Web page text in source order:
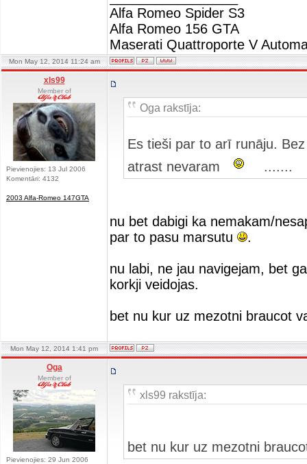
Alfa Romeo Spider S3
Alfa Romeo 156 GTA
Maserati Quattroporte V
Mon May 12, 2014 11:24 am
xls99
Member of
Pievienojies: 13 Jul 2006
Komentāri: 4132
2003 Alfa-Romeo 147GTA
Oga rakstīja:
Es tieši par to arī runāju.
atrast nevaram
.......
nu bet dabigi ka nemakam/
par to pasu marsutu
.
nu labi, ne jau navigejam, bet
korkji veidojas.
bet nu kur uz mezotni braucot
Mon May 12, 2014 1:41 pm
Oga
Member of
Pievienojies: 29 Jun 2006
xls99 rakstīja:
bet nu kur uz mezotni